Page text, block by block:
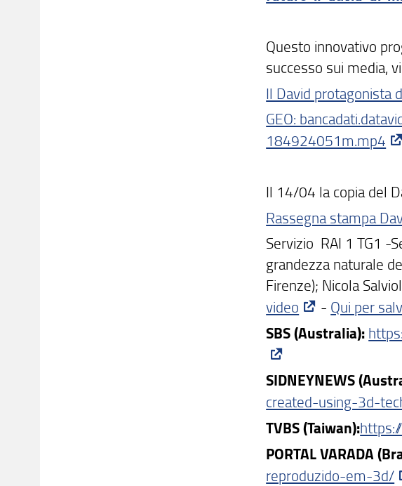
Questo innovativo
successo sui media,
Il David protagonista
GEO:
184924051m.mp4
Il 14/04 la copia del
Rassegna stampa
Servizio RAI 1 TG1 -
grandezza naturale
Firenze); Nicola
video
- Qui per
SBS (Australia):
SIDNEYNEWS
created-using-3d-
TVBS (Taiwan):
PORTAL VARADA
reproduzido-em-3d/